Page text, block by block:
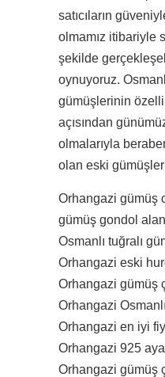
satıcıların
olmamız itibariyle
şekilde
oynuyoruz.
gümüşlerinin
açısından
olmalarıyla
olan eski
Orhangazi gümüş
gümüş gondol
Osmanlı tuğralı
Orhangazi eski
Orhangazi gümüş
Orhangazi
Orhangazi en iyi
Orhangazi 925
Orhangazi gümüş